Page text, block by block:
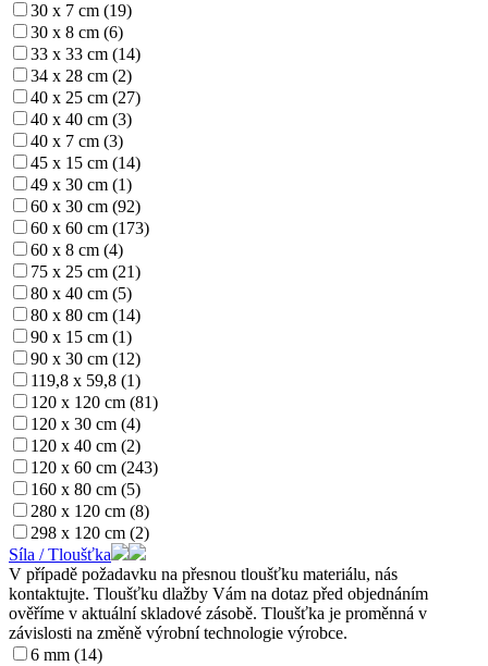
30 x 7 cm (19)
30 x 8 cm (6)
33 x 33 cm (14)
34 x 28 cm (2)
40 x 25 cm (27)
40 x 40 cm (3)
40 x 7 cm (3)
45 x 15 cm (14)
49 x 30 cm (1)
60 x 30 cm (92)
60 x 60 cm (173)
60 x 8 cm (4)
75 x 25 cm (21)
80 x 40 cm (5)
80 x 80 cm (14)
90 x 15 cm (1)
90 x 30 cm (12)
119,8 x 59,8 (1)
120 x 120 cm (81)
120 x 30 cm (4)
120 x 40 cm (2)
120 x 60 cm (243)
160 x 80 cm (5)
280 x 120 cm (8)
298 x 120 cm (2)
Síla / Tloušťka
V případě požadavku na přesnou tloušťku materiálu, nás
kontaktujte. Tloušťku dlažby Vám na dotaz před objednáním
ověříme v aktuální skladové zásobě. Tloušťka je proměnná v
závislosti na změně výrobní technologie výrobce.
6 mm (14)